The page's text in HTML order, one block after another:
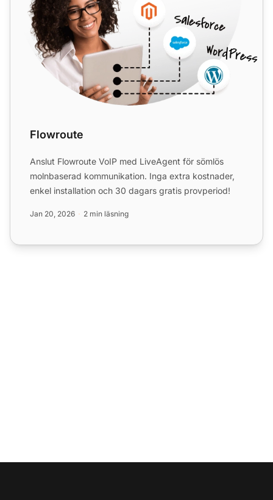
Flowroute
Anslut Flowroute VoIP med LiveAgent för sömlös
molnbaserad kommunikation. Inga extra kostnader,
enkel installation och 30 dagars gratis provperiod!
Jan 20, 2026 2 min läsning